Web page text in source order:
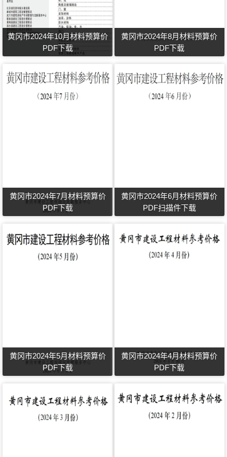
黄冈市2024年10月材料预算价
PDF下载
黄冈市2024年8月材料预算价
PDF下载
黄冈市2024年7月材料预算价
PDF下载
黄冈市2024年6月材料预算价
PDF扫描件下载
黄冈市2024年5月材料预算价
PDF下载
黄冈市2024年4月材料预算价
PDF下载